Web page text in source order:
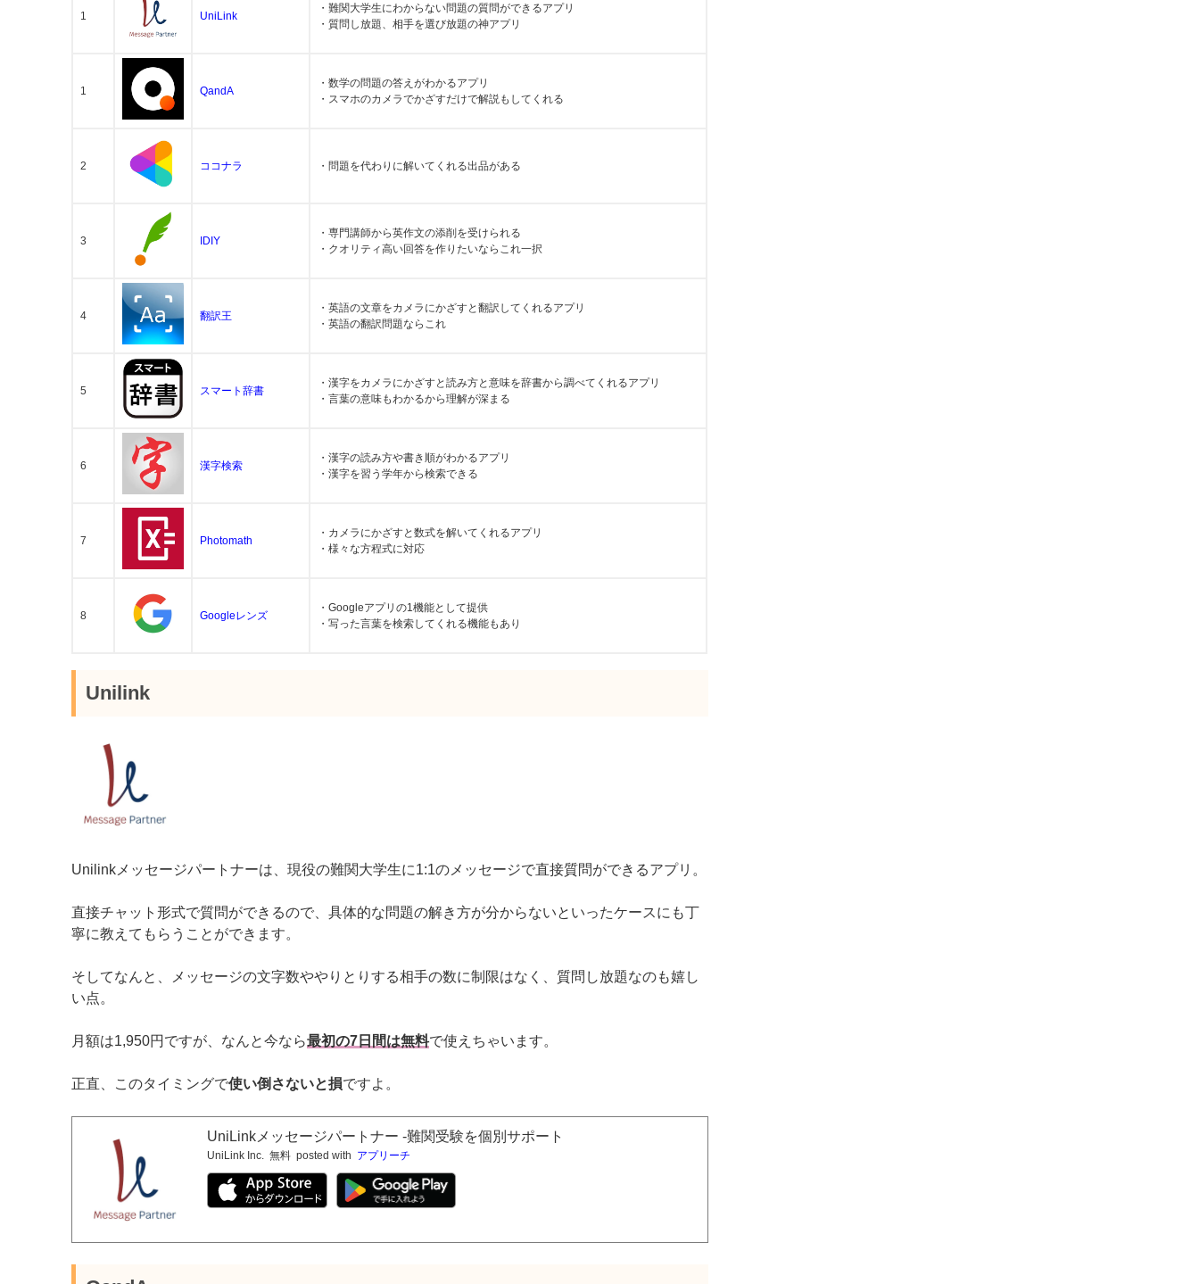
1 UniLink
・難関大学生にわからない問題の質問ができるアプリ
・質問し放題、相手を選び放題の神アプリ
1 QandA
・数学の問題の答えがわかるアプリ
・スマホのカメラでかざすだけで解説もしてくれる
2 ココナラ ・問題を代わりに解いてくれる出品がある
3 IDIY
・専門講師から英作文の添削を受けられる
・クオリティ高い回答を作りたいならこれ一択
4 翻訳王
・英語の文章をカメラにかざすと翻訳してくれるアプリ
・英語の翻訳問題ならこれ
5 スマート辞書
・漢字をカメラにかざすと読み方と意味を辞書から調べてくれるアプリ
・言葉の意味もわかるから理解が深まる
6 漢字検索
・漢字の読み方や書き順がわかるアプリ
・漢字を習う学年から検索できる
7 Photomath
・カメラにかざすと数式を解いてくれるアプリ
・様々な方程式に対応
8 Googleレンズ
・Googleアプリの1機能として提供
・写った言葉を検索してくれる機能もあり
Unilink
Unilinkメッセージパートナーは、現役の難関大学生に1:1のメッセージで直接質問ができるアプリ。
直接チャット形式で質問ができるので、具体的な問題の解き方が分からないといったケースにも丁
寧に教えてもらうことができます。
そしてなんと、メッセージの文字数ややりとりする相手の数に制限はなく、質問し放題なのも嬉し
い点。
月額は1,950円ですが、なんと今なら最初の7日間は無料で使えちゃいます。
正直、このタイミングで使い倒さないと損ですよ。
UniLinkメッセージパートナー -難関受験を個別サポート
UniLink Inc. 無料 posted with アプリーチ